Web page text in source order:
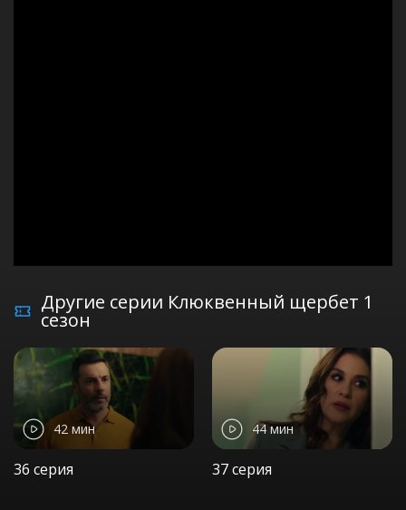
Другие серии Клюквенный щербет 1
сезон
42 мин
36 серия
44 мин
37 серия